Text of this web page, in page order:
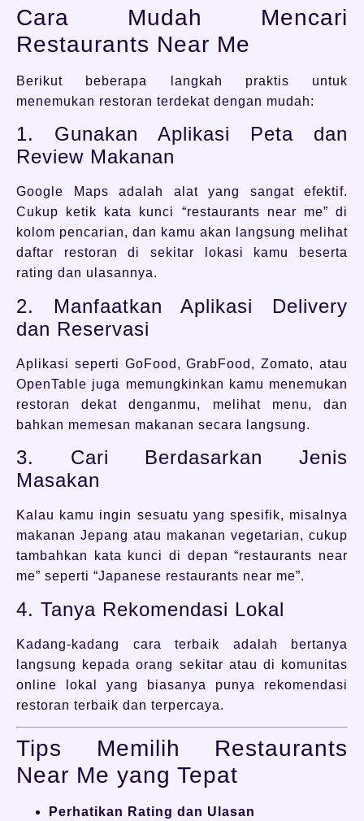
Cara Mudah Mencari
Restaurants Near Me
Berikut beberapa langkah praktis untuk
menemukan restoran terdekat dengan mudah:
1. Gunakan Aplikasi Peta dan
Review Makanan
Google Maps adalah alat yang sangat efektif.
Cukup ketik kata kunci “restaurants near me” di
kolom pencarian, dan kamu akan langsung melihat
daftar restoran di sekitar lokasi kamu beserta
rating dan ulasannya.
2. Manfaatkan Aplikasi Delivery
dan Reservasi
Aplikasi seperti GoFood, GrabFood, Zomato, atau
OpenTable juga memungkinkan kamu menemukan
restoran dekat denganmu, melihat menu, dan
bahkan memesan makanan secara langsung.
3. Cari Berdasarkan Jenis
Masakan
Kalau kamu ingin sesuatu yang spesifik, misalnya
makanan Jepang atau makanan vegetarian, cukup
tambahkan kata kunci di depan “restaurants near
me” seperti “Japanese restaurants near me”.
4. Tanya Rekomendasi Lokal
Kadang-kadang cara terbaik adalah bertanya
langsung kepada orang sekitar atau di komunitas
online lokal yang biasanya punya rekomendasi
restoran terbaik dan terpercaya.
Tips Memilih Restaurants
Near Me yang Tepat
Perhatikan Rating dan Ulasan